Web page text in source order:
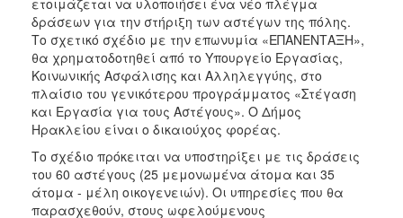
Ιατρείο
Ξενώνας
Φιλοξενίας
Γυναικών
Κέντρο
Κοινότητας
Κοινωνικό
Φαρμακείο
Κοινωνικό
Παντοπωλείο
δράσεων για την στήριξη των αστέγων της πόλης.
Το σχετικό σχέδιο με την επωνυμία «ΕΠΑΝΕΝΤΑΞΗ»,
θα χρηματοδοτηθεί από το Υπουργείο Εργασίας,
Κοινωνικής Ασφάλισης και Αλληλεγγύης, στο
πλαίσιο του γενικότερου προγράμματος «Στέγαση
και Εργασία για τους Αστέγους». Ο Δήμος
Ηρακλείου είναι ο δικαιούχος φορέας.
Το σχέδιο πρόκειται να υποστηρίξει με τις δράσεις
του 60 αστέγους (25 μεμονωμένα άτομα και 35
άτομα - μέλη οικογενειών). Οι υπηρεσίες που θα
παρασχεθούν, στους ωφελούμενους